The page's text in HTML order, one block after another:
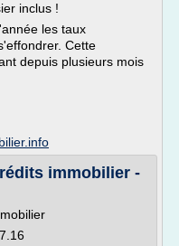
inclus !
les taux
Cette
depuis plusieurs mois
immobilier -